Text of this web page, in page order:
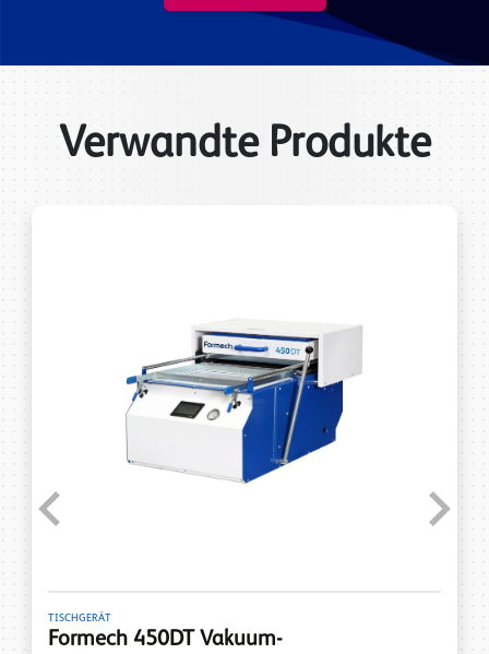
Verwandte Produkte
TISCHGERÄT
Formech 450DT Vakuum-
Previous Next